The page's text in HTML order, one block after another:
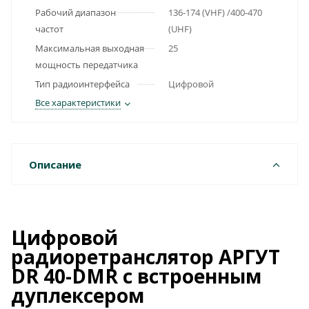
Рабочий диапазон
частот
136-174 (VHF) /400-470
(UHF)
Максимальная выходная
мощность передатчика
25
Тип радиоинтерфейса
Цифровой
Все характеристики
Описание
Цифровой
радиоретранслятор АРГУТ
DR 40-DMR с встроенным
дуплексером